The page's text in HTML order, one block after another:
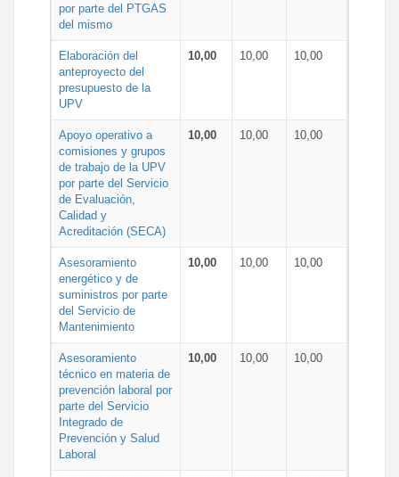
por parte del PTGAS
del mismo
Elaboración del
anteproyecto del
presupuesto de la
UPV
10,00 10,00 10,00
Apoyo operativo a
comisiones y grupos
de trabajo de la UPV
por parte del Servicio
de Evaluación,
Calidad y
Acreditación (SECA)
10,00 10,00 10,00
Asesoramiento
energético y de
suministros por parte
del Servicio de
Mantenimiento
10,00 10,00 10,00
Asesoramiento
técnico en materia de
prevención laboral por
parte del Servicio
Integrado de
Prevención y Salud
Laboral
10,00 10,00 10,00